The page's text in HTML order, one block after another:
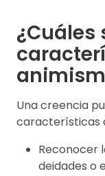
¿Cuáles
Una creencia
características
Reconocer
deidades o